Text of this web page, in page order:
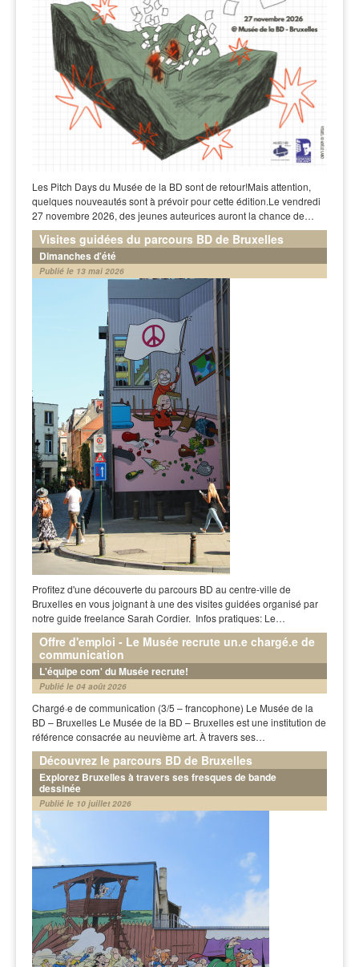
Les Pitch Days du Musée de la BD sont de retour!Mais attention,
quelques nouveautés sont à prévoir pour cette édition.Le vendredi
27 novembre 2026, des jeunes auteurices auront la chance de…
Visites guidées du parcours BD de Bruxelles
Dimanches d'été
Publié le 13 mai 2026
Profitez d'une découverte du parcours BD au centre-ville de
Bruxelles en vous joignant à une des visites guidées organisé par
notre guide freelance Sarah Cordier. Infos pratiques: Le…
Offre d'emploi - Le Musée recrute un.e chargé.e de
communication
L'équipe com' du Musée recrute!
Publié le 04 août 2026
Chargé·e de communication (3/5 – francophone) Le Musée de la
BD – Bruxelles Le Musée de la BD – Bruxelles est une institution de
référence consacrée au neuvième art. À travers ses…
Découvrez le parcours BD de Bruxelles
Explorez Bruxelles à travers ses fresques de bande
dessinée
Publié le 10 juillet 2026